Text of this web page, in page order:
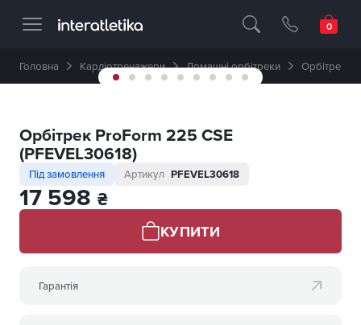
Професійне спортивне обладнання
Головна Кардіотренажери Домашні орбітреки Орбітрек
Орбітрек ProForm 225 CSE
(PFEVEL30618)
Під замовлення Артикул PFEVEL30618
17 598 ₴
КУПИТИ
Гарантія